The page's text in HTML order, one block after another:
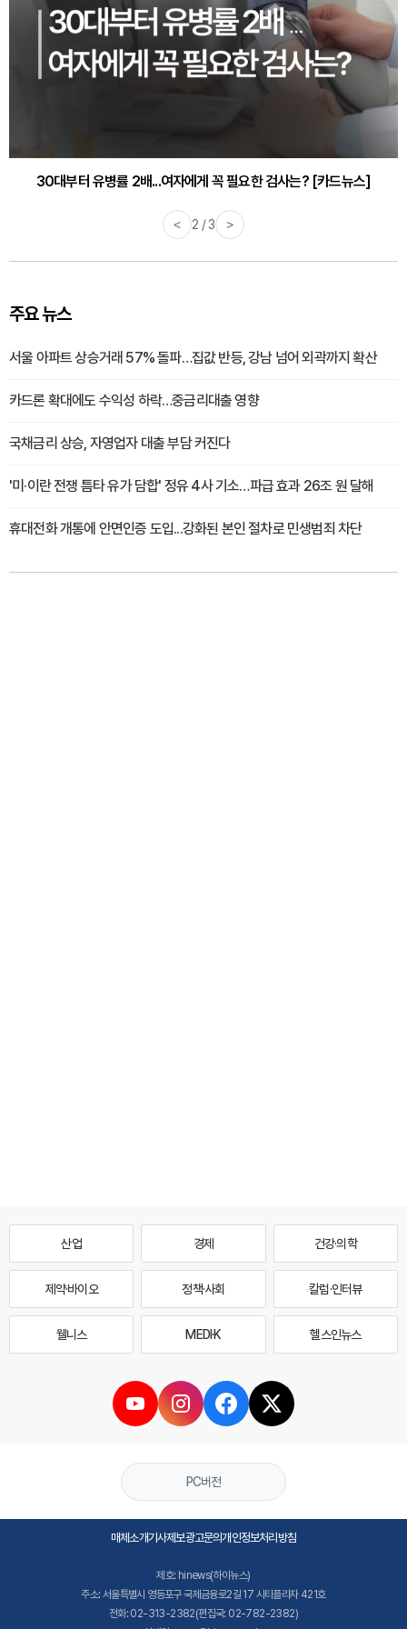
30대부터 유병률 2배...여자에게 꼭 필요한 검사는? [카드뉴스]
감기·독감 예방하고 면역력 높이는 4가지 영양제 [카드뉴스]
< 2 / 3 >
주요 뉴스
서울 아파트 상승거래 57% 돌파…집값 반등, 강남 넘어 외곽까지 확산
카드론 확대에도 수익성 하락…중금리대출 영향
국채금리 상승, 자영업자 대출 부담 커진다
'미·이란 전쟁 틈타 유가 담합' 정유 4사 기소…파급 효과 26조 원 달해
휴대전화 개통에 안면인증 도입...강화된 본인 절차로 민생범죄 차단
산업 경제 건강·의학
제약·바이오 정책·사회 칼럼·인터뷰
웰니스 MEDI·K 헬스인뉴스
PC버전
매체소개기사제보광고문의개인정보처리방침
제호: hinews(하이뉴스)
주소: 서울특별시 영등포구 국제금융로2길 17 시티플라자 421호
전화: 02-313-2382(편집국: 02-782-2382)